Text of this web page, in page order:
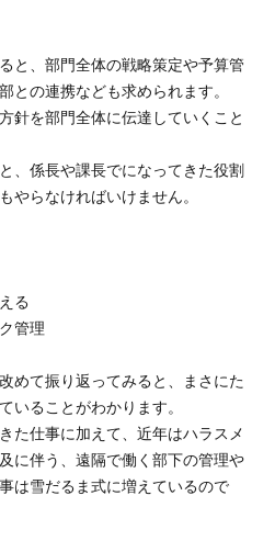
と、部門全体の戦略策定や予算管
との連携なども求められます。
針を部門全体に伝達していくこと
、係長や課長でになってきた役割
やらなければいけません。
る
管理
めて振り返ってみると、まさにた
いることがわかります。
た仕事に加えて、近年はハラスメ
に伴う、遠隔で働く部下の管理や
は雪だるま式に増えているので